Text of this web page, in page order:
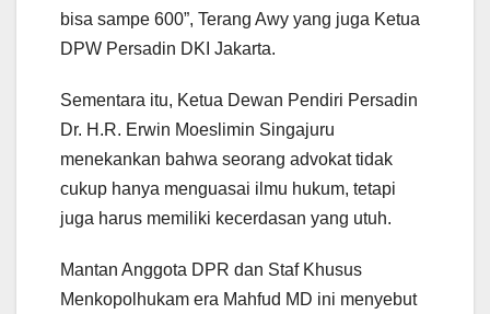
bisa sampe 600”, Terang Awy yang juga Ketua
DPW Persadin DKI Jakarta.
Sementara itu, Ketua Dewan Pendiri Persadin
Dr. H.R. Erwin Moeslimin Singajuru
menekankan bahwa seorang advokat tidak
cukup hanya menguasai ilmu hukum, tetapi
juga harus memiliki kecerdasan yang utuh.
Mantan Anggota DPR dan Staf Khusus
Menkopolhukam era Mahfud MD ini menyebut